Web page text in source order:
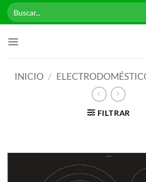
Saltar
Buscar
por:
INICIO /
FILTRAR